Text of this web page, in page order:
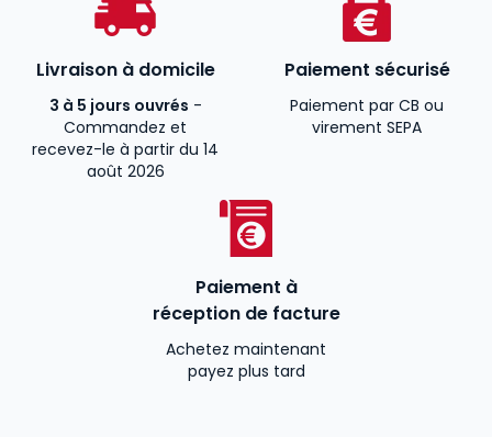
Livraison à domicile
3 à 5 jours ouvrés -
Commandez et
recevez-le à partir du 14
août 2026
Paiement sécurisé
Paiement par CB ou
virement SEPA
Paiement à
réception de facture
Achetez maintenant
payez plus tard